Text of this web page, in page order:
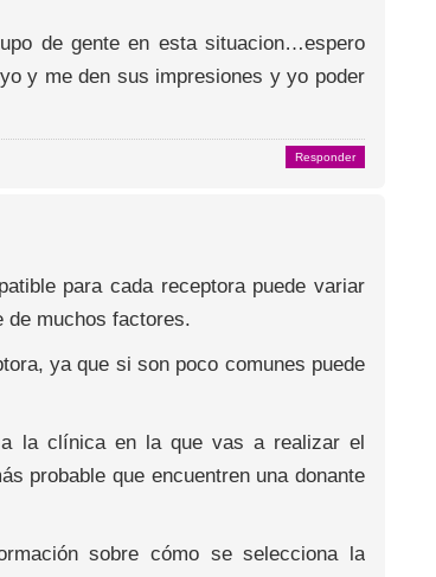
de gente en esta situacion…espero
y me den sus impresiones y yo poder
Responder
para cada receptora puede variar
de muchos factores.
ya que si son poco comunes puede
la clínica en la que vas a realizar el
probable que encuentren una donante
sobre cómo se selecciona la